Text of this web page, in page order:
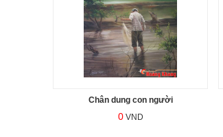
Chân dung con người
0VND